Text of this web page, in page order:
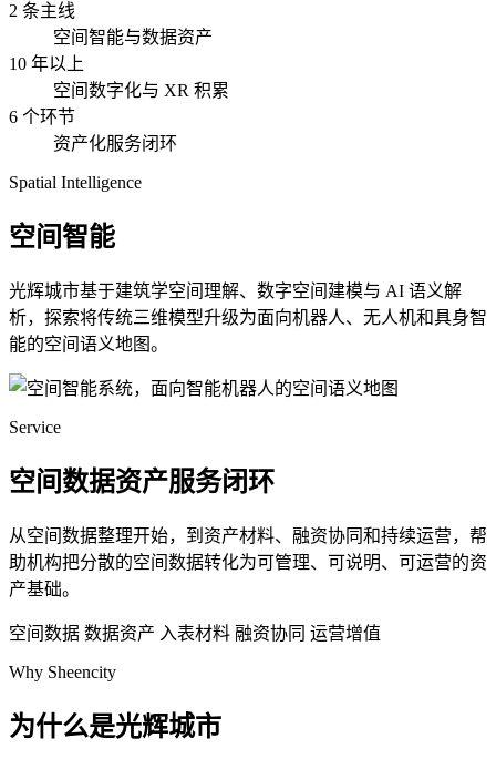
2 条主线
空间智能与数据资产
10 年以上
空间数字化与 XR 积累
6 个环节
资产化服务闭环
Spatial Intelligence
空间智能
光辉城市基于建筑学空间理解、数字空间建模与 AI 语义解
析，探索将传统三维模型升级为面向机器人、无人机和具身智
能的空间语义地图。
Service
空间数据资产服务闭环
从空间数据整理开始，到资产材料、融资协同和持续运营，帮
助机构把分散的空间数据转化为可管理、可说明、可运营的资
产基础。
空间数据 数据资产 入表材料 融资协同 运营增值
Why Sheencity
为什么是光辉城市